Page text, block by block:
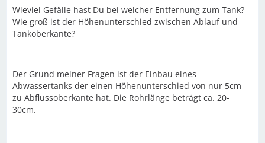
Wieviel Gefälle hast Du bei welcher Entfernung zum Tank?
Wie groß ist der Höhenunterschied zwischen Ablauf und
Tankoberkante?
Der Grund meiner Fragen ist der Einbau eines
Abwassertanks der einen Höhenunterschied von nur 5cm
zu Abflussoberkante hat. Die Rohrlänge beträgt ca. 20-
30cm.